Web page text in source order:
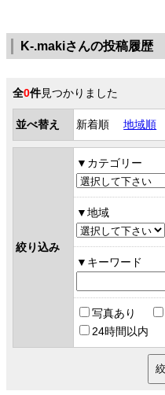
K-.makiさんの投稿履歴
全0件見つかりました
並べ替え 新着順 地域順
絞り込み
カテゴリー
地域
キーワード
写真あり
24時間以内